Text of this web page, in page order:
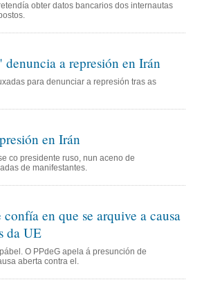
obter datos bancarios dos internautas
a represión en Irán
para denunciar a represión tras as
en Irán
co presidente ruso, nun aceno de
de manifestantes.
en que se arquive a causa
da UE
O PPdeG apela á presunción de
aberta contra el.